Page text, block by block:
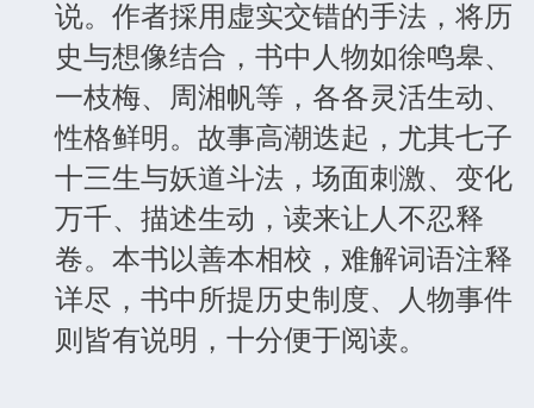
说。作者採用虚实交错的手法，将历
史与想像结合，书中人物如徐鸣皋、
一枝梅、周湘帆等，各各灵活生动、
性格鲜明。故事高潮迭起，尤其七子
十三生与妖道斗法，场面刺激、变化
万千、描述生动，读来让人不忍释
卷。本书以善本相校，难解词语注释
详尽，书中所提历史制度、人物事件
则皆有说明，十分便于阅读。